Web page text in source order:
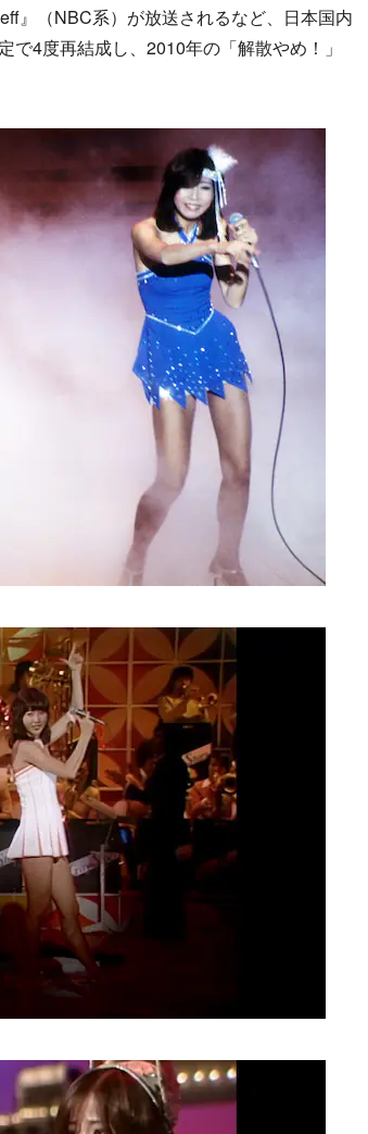
』（NBC系）が放送されるなど、日本国内
4度再結成し、2010年の「解散やめ！」